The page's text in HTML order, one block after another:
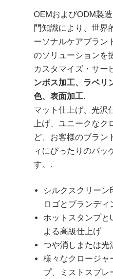
OEMおよびODM製
門知識により、世界
ーソナルケアブラン
のソリューションを
カスタマイズ・サー
ンボス加工、ラベリ
色、表面加工.
マット仕上げ、光沢
上げ、ユニークな
ど、お客様のブラン
ィにぴったりのパッ
す。.
シルクスクリーン
ロゴとブランディ
ホットスタンプと
よる高級仕上げ
つや消しまたは光
様々なクロージャ
プ、ミストスプレ